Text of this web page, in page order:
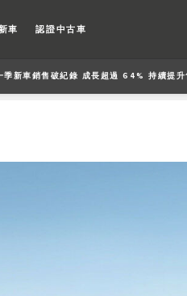
車 認證中古車
新車銷售破紀錄 成長超過 64% 持續提升